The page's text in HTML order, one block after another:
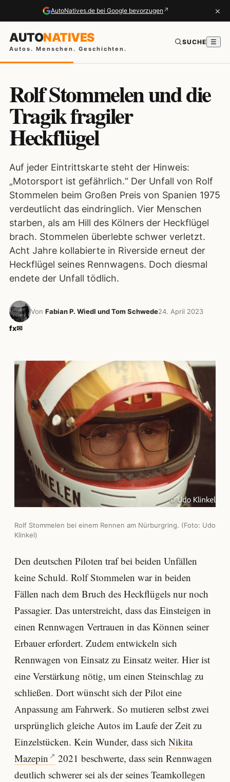
AutoNatives.de bei Google bevorzugen ↗ ×
AUTONATIVES
Autos. Menschen. Geschichten.
SUCHE ☰
Rolf Stommelen und die
Tragik fragiler
Heckflügel
Auf jeder Eintrittskarte steht der Hinweis:
„Motorsport ist gefährlich.“ Der Unfall von Rolf
Stommelen beim Großen Preis von Spanien 1975
verdeutlicht das eindringlich. Vier Menschen
starben, als am Hill des Kölners der Heckflügel
brach. Stommelen überlebte schwer verletzt.
Acht Jahre kollabierte in Riverside erneut der
Heckflügel seines Rennwagens. Doch diesmal
endete der Unfall tödlich.
Von Fabian P. Wiedl und Tom Schwede24. April 2023
fx✉
Rolf Stommelen bei einem Rennen am Nürburgring. (Foto: Udo
Klinkel)
Den deutschen Piloten traf bei beiden Unfällen
keine Schuld. Rolf Stommelen war in beiden
Fällen nach dem Bruch des Heckflügels nur noch
Passagier. Das unterstreicht, dass das Einsteigen in
einen Rennwagen Vertrauen in das Können seiner
Erbauer erfordert. Zudem entwickeln sich
Rennwagen von Einsatz zu Einsatz weiter. Hier ist
eine Verstärkung nötig, um einen Steinschlag zu
schließen. Dort wünscht sich der Pilot eine
Anpassung am Fahrwerk. So mutieren selbst zwei
ursprünglich gleiche Autos im Laufe der Zeit zu
Einzelstücken. Kein Wunder, dass sich Nikita
Mazepin
2021 beschwerte, dass sein Rennwagen
deutlich schwerer sei als der seines Teamkollegen